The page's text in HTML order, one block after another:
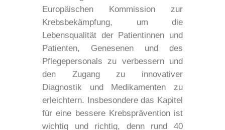
Europäischen Kommission zur
Krebsbekämpfung, um die
Lebensqualität der Patientinnen und
Patienten, Genesenen und des
Pflegepersonals zu verbessern und
den Zugang zu innovativer
Diagnostik und Medikamenten zu
erleichtern. Insbesondere das Kapitel
für eine bessere Krebsprävention ist
wichtig und richtig, denn rund 40